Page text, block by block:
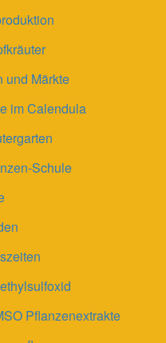
und Märkte
im Calendula
Schule
Pflanzenextrakte